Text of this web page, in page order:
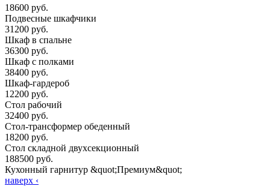
18600 руб.
Подвесные шкафчики
31200 руб.
Шкаф в спальне
36300 руб.
Шкаф с полками
38400 руб.
Шкаф-гардероб
12200 руб.
Стол рабочий
32400 руб.
Стол-трансформер обеденный
18200 руб.
Стол складной двухсекционный
188500 руб.
Кухонный гарнитур &quot;Премиум&quot;
наверх ‹